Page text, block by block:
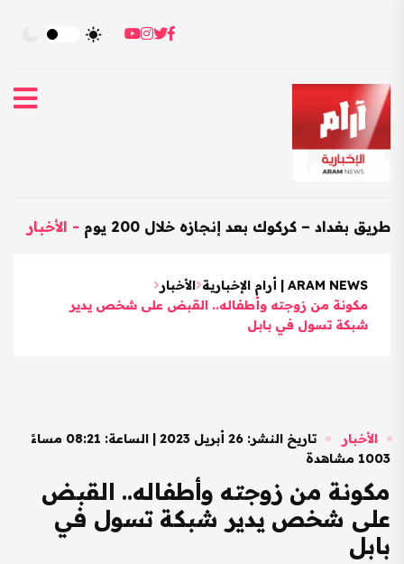
- – كركوك بعد إنجازه خلال 200 يوم -الأخبار
ARAM NEWS | أرام الإخبارية
الأخبار
مكونة من زوجته وأطفاله.. القبض على شخص يدير
شبكة تسول في بابل
الأخبار
تاريخ النشر: 26 أبريل 2023 | الساعة: 08:21 مساءً
1003 مشاهدة
مكونة من زوجته وأطفاله.. القبض
على شخص يدير شبكة تسول في
بابل